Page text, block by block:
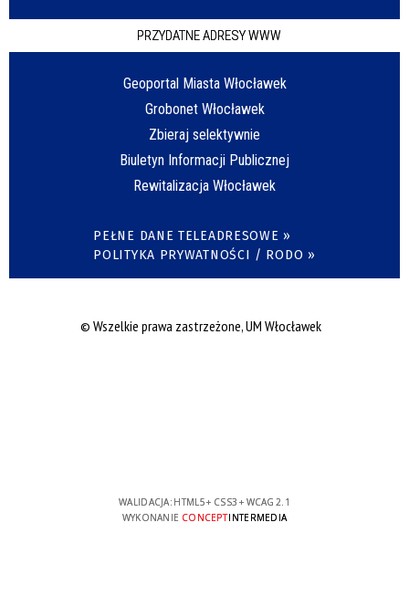
PRZYDATNE ADRESY WWW
Geoportal Miasta Włocławek
Grobonet Włocławek
Zbieraj selektywnie
Biuletyn Informacji Publicznej
Rewitalizacja Włocławek
PEŁNE DANE TELEADRESOWE »
POLITYKA PRYWATNOŚCI / RODO »
© Wszelkie prawa zastrzeżone, UM Włocławek
WALIDACJA: HTML5+ CSS3 + WCAG 2.1
WYKONANIE CONCEPTINTERMEDIA